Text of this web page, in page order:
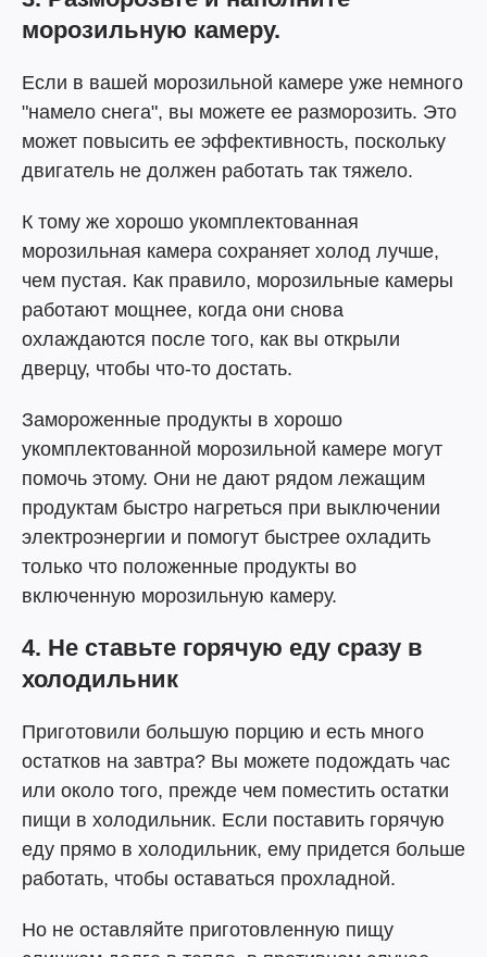
морозильную камеру.
Если в вашей морозильной камере уже немного
"намело снега", вы можете ее разморозить. Это
может повысить ее эффективность, поскольку
двигатель не должен работать так тяжело.
К тому же хорошо укомплектованная
морозильная камера сохраняет холод лучше,
чем пустая. Как правило, морозильные камеры
работают мощнее, когда они снова
охлаждаются после того, как вы открыли
дверцу, чтобы что-то достать.
Замороженные продукты в хорошо
укомплектованной морозильной камере могут
помочь этому. Они не дают рядом лежащим
продуктам быстро нагреться при выключении
электроэнергии и помогут быстрее охладить
только что положенные продукты во
включенную морозильную камеру.
4. Не ставьте горячую еду сразу в
холодильник
Приготовили большую порцию и есть много
остатков на завтра? Вы можете подождать час
или около того, прежде чем поместить остатки
пищи в холодильник. Если поставить горячую
еду прямо в холодильник, ему придется больше
работать, чтобы оставаться прохладной.
Но не оставляйте приготовленную пищу